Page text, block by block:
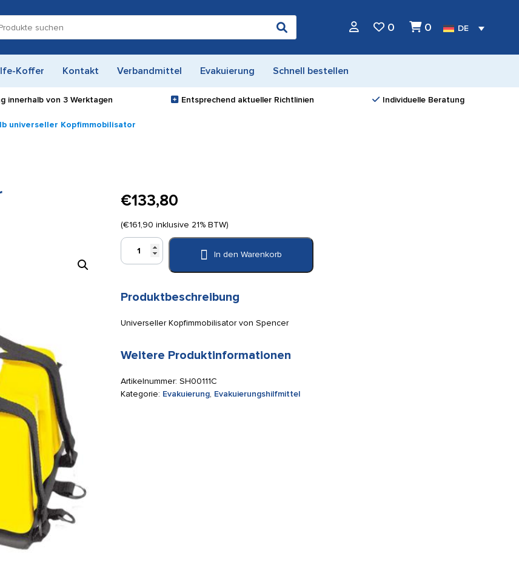
0 0 DE
Koffer Kontakt Verbandmittel Evakuierung Schnell bestellen
innerhalb von 3 Werktagen Entsprechend aktueller Richtlinien Individuelle Beratung
universeller Kopfimmobilisator
€133,80
(€161,90 inklusive 21% BTW)
Spencer
Super
Kopfimmobilisator
In den Warenkorb
Produktbeschreibung
Universeller Kopfimmobilisator von Spencer
Weitere Produktinformationen
Artikelnummer: SH00111C
Kategorie: Evakuierung, Evakuierungshilfmittel